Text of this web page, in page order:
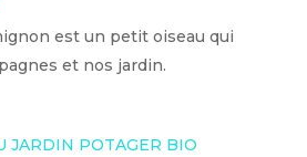
est un petit oiseau qui
et nos jardin.
JARDIN POTAGER BIO